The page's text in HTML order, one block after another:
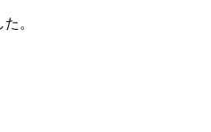
。